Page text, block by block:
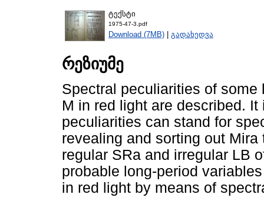
ტექსტი
1975-47-3.pdf
Download (7MB) | გადახედვა
რეზიუმე
Spectral peculiarities of
M in red light are described.
peculiarities can stand for
revealing and sorting out
regular SRa and irregular LB
probable long-period
in red light by means of